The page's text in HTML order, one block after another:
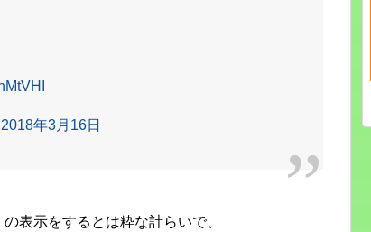
2018年3月16日
表示をするとは粋な計らいで、